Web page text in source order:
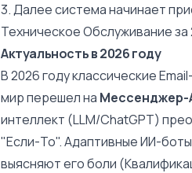
3. Далее система начинает
Техническое Обслуживание за
Актуальность в 2026 году
В 2026 году классические
мир перешел на Мессенджер-
интеллект (LLM/ChatGPT)
"Если-То". Адаптивные ИИ-
выясняют его боли